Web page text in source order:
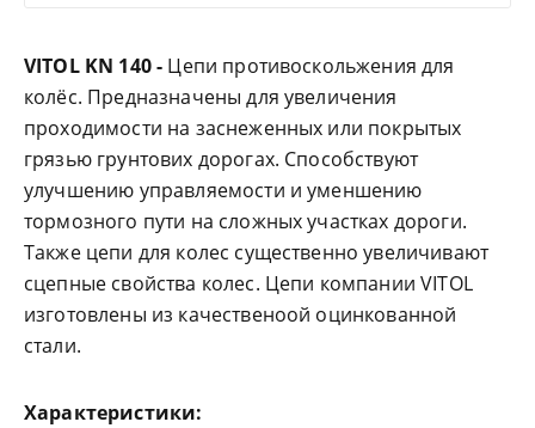
VITOL KN 140 - Цепи противоскольжения для
колёс. Предназначены для увеличения
проходимости на заснеженных или покрытых
грязью грунтових дорогах. Способствуют
улучшению управляемости и уменшению
тормозного пути на сложных участках дороги.
Также цепи для колес существенно увеличивают
сцепные свойства колес. Цепи компании VITOL
изготовлены из качественоой оцинкованной
стали.
Характеристики: